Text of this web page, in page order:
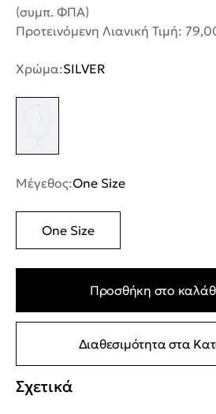
(συμπ. ΦΠΑ)
Προτεινόμενη Λιανική Τιμή:
Χρώμα:SILVER
Μέγεθος:One Size
One Size
Προσθήκη στο
Διαθεσιμότητα στα
Σχετικά